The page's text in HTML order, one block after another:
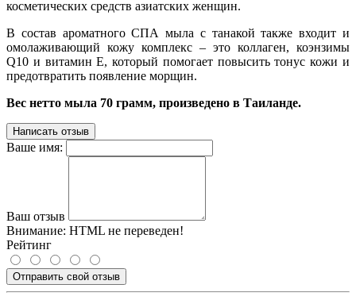
косметических средств азиатских женщин.
В состав ароматного СПА мыла с танакой также входит и
омолаживающий кожу комплекс – это коллаген, коэнзимы
Q10 и витамин Е, который помогает повысить тонус кожи и
предотвратить появление морщин.
Вес нетто мыла 70 грамм, произведено в Таиланде.
Написать отзыв
Ваше имя:
Ваш отзыв
Внимание: HTML не переведен!
Рейтинг
Отправить свой отзыв